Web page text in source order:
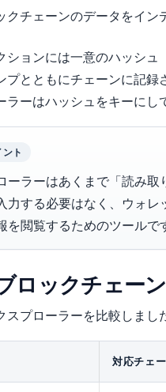
クチェーンのデータをイ
ションには一意のハッシュ
プとともにチェーンに記録
ラーはハッシュをキーに
ト
ーラーはあくまで「読み
力する必要はなく、ウォ
を閲覧するためのツールで
ロックチェー
スプローラーを比較しま
対応チェ